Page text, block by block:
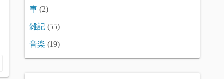
車 (2)
雑記 (55)
音楽 (19)